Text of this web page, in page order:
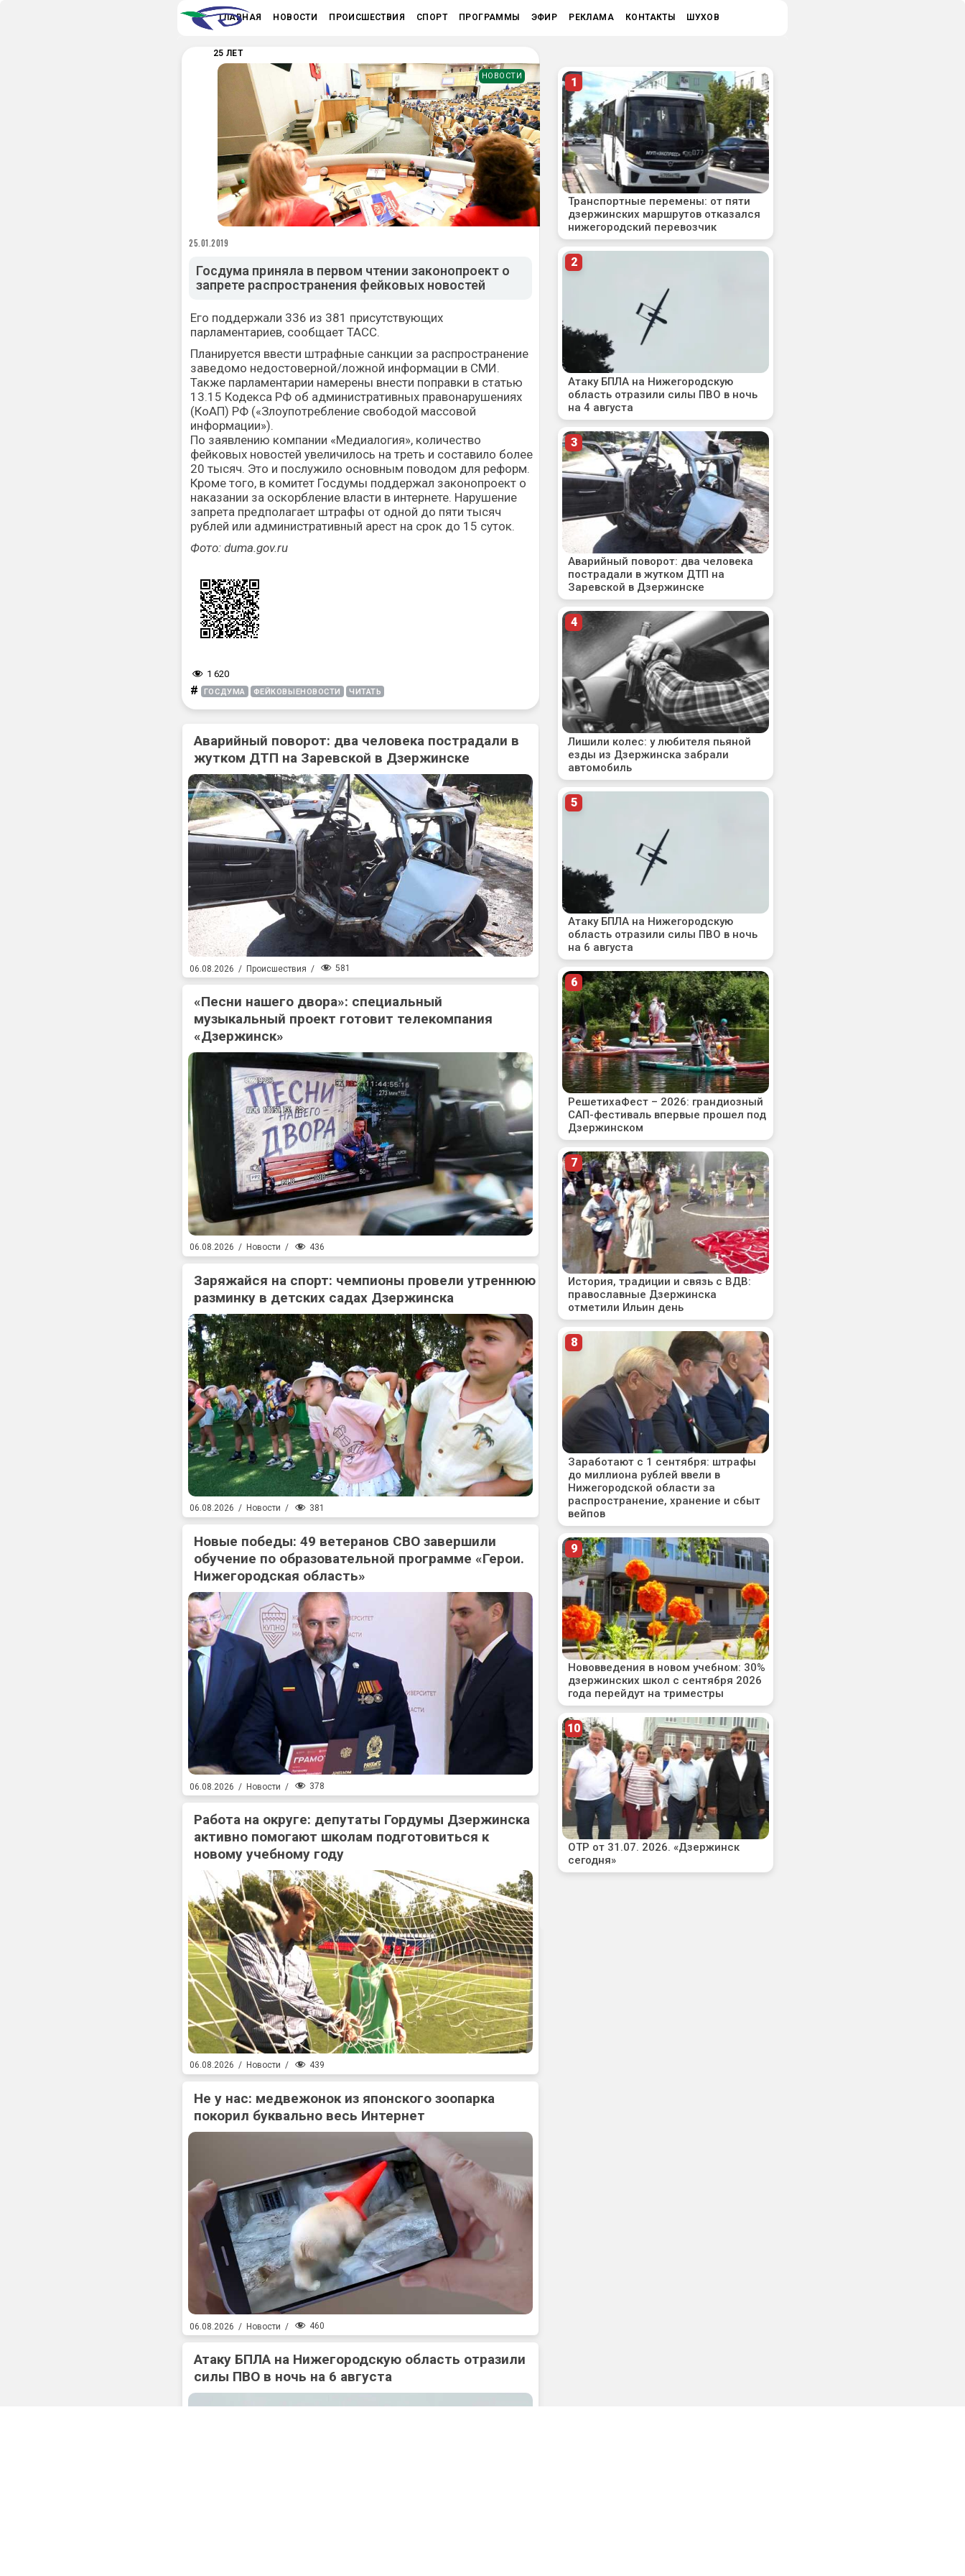
ГЛАВНАЯ НОВОСТИ ПРОИСШЕСТВИЯ СПОРТ ПРОГРАММЫ ЭФИР РЕКЛАМА КОНТАКТЫ ШУХОВ
25 ЛЕТ
НОВОСТИ
25.01.2019
Госдума приняла в первом чтении законопроект о
запрете распространения фейковых новостей
Его поддержали 336 из 381 присутствующих
парламентариев, сообщает ТАСС.
Планируется ввести штрафные санкции за распространение
заведомо недостоверной/ложной информации в СМИ.
Также парламентарии намерены внести поправки в статью
13.15 Кодекса РФ об административных правонарушениях
(КоАП) РФ («Злоупотребление свободой массовой
информации»).
По заявлению компании «Медиалогия», количество
фейковых новостей увеличилось на треть и составило более
20 тысяч. Это и послужило основным поводом для реформ.
Кроме того, в комитет Госдумы поддержал законопроект о
наказании за оскорбление власти в интернете. Нарушение
запрета предполагает штрафы от одной до пяти тысяч
рублей или административный арест на срок до 15 суток.
Фото: duma.gov.ru
1 620
# ГОСДУМА ФЕЙКОВЫЕНОВОСТИ ЧИТАТЬ
Аварийный поворот: два человека пострадали в
жутком ДТП на Заревской в Дзержинске
06.08.2026 / Происшествия / 581
«Песни нашего двора»: специальный
музыкальный проект готовит телекомпания
«Дзержинск»
06.08.2026 / Новости / 436
Заряжайся на спорт: чемпионы провели утреннюю
разминку в детских садах Дзержинска
06.08.2026 / Новости / 381
Новые победы: 49 ветеранов СВО завершили
обучение по образовательной программе «Герои.
Нижегородская область»
06.08.2026 / Новости / 378
Работа на округе: депутаты Гордумы Дзержинска
активно помогают школам подготовиться к
новому учебному году
06.08.2026 / Новости / 439
Не у нас: медвежонок из японского зоопарка
покорил буквально весь Интернет
06.08.2026 / Новости / 460
Атаку БПЛА на Нижегородскую область отразили
силы ПВО в ночь на 6 августа